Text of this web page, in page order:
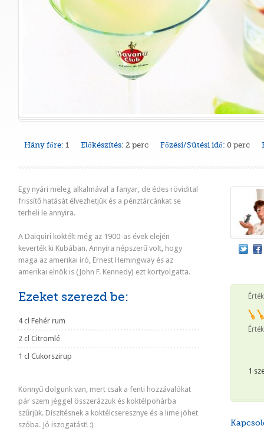
Hány főre: 1 Előkészítés: 2 perc Főzési/Sütési idő: 0 perc
Egy nyári meleg alkalmával a fanyar, de édes rövidital
frissítő hatását élvezhetjük és a pénztárcánkat se
terheli le annyira.
A Daiquiri koktélt még az 1900-as évek elején
keverték ki Kubában. Annyira népszerű volt, hogy
maga az amerikai író, Ernest Hemingway és az
amerikai elnök is (John F. Kennedy) ezt kortyolgatta.
Ezeket szerezd be:
4 cl Fehér rum
2 cl Citromlé
1 cl Cukorszirup
Könnyű dolgunk van, mert csak a fenti hozzávalókat
pár szem jéggel összerázzuk és koktélpohárba
szűrjük. Díszítésnek a koktélcseresznye és a lime jöhet
szóba. Jó iszogatást! :)
1